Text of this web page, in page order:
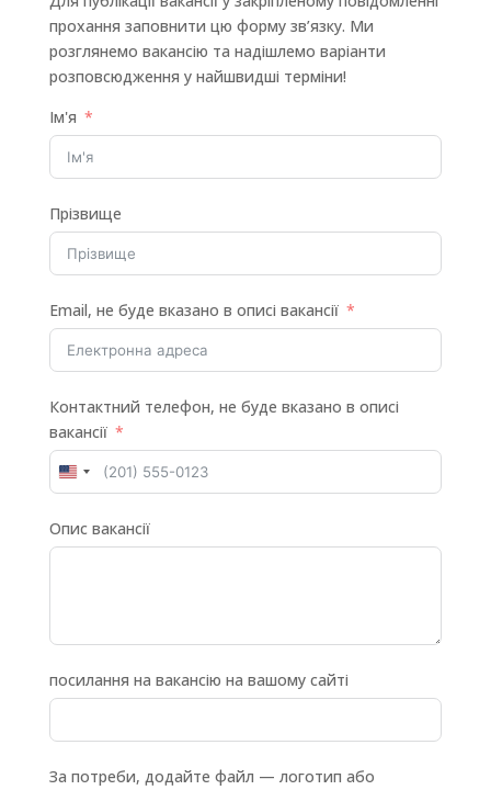
прохання заповнити цю форму зв’язку. Ми
розглянемо вакансію та надішлемо варіанти
розповсюдження у найшвидші терміни!
Ім'я
Прізвище
Email, не буде вказано в описі вакансії
Контактний телефон, не буде вказано в описі
вакансії
United
+1
Опис вакансії
посилання на вакансію на вашому сайті
За потреби, додайте файл — логотип або